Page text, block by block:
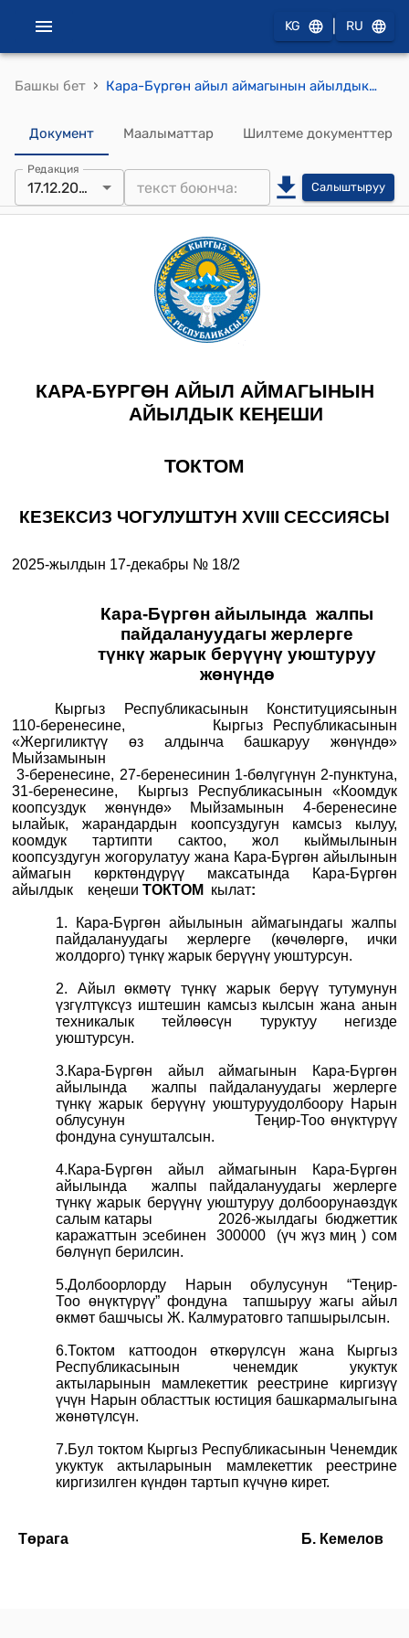
KG RU
Башкы бет › Кара-Бүргөн айыл аймагынын айылдык кеңешинин 2025-жылдын 17-декабрындагы № 18/2 "Кара-Бүргөн айылында жалпы пайдалануудагы жерлерге түнкү жарык берүүнү уюштуруу жөнүндө" Токтому
Документ Маалыматтар Шилтеме документтер
Редакция
17.12.2025 Салыштыруу